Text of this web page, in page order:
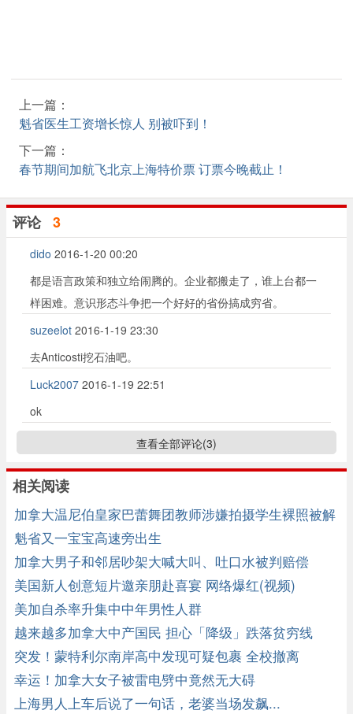
上一篇：
魁省医生工资增长惊人 别被吓到！
下一篇：
春节期间加航飞北京上海特价票 订票今晚截止！
评论 3
dido 2016-1-20 00:20
都是语言政策和独立给闹腾的。企业都搬走了，谁上台都一
样困难。意识形态斗争把一个好好的省份搞成穷省。
suzeelot 2016-1-19 23:30
去Anticosti挖石油吧。
Luck2007 2016-1-19 22:51
ok
查看全部评论(3)
相关阅读
加拿大温尼伯皇家巴蕾舞团教师涉嫌拍摄学生裸照被解
雇
魁省又一宝宝高速旁出生
加拿大男子和邻居吵架大喊大叫、吐口水被判赔偿
$4,457
美国新人创意短片邀亲朋赴喜宴 网络爆红(视频)
美加自杀率升集中中年男性人群
越来越多加拿大中产国民 担心「降级」跌落贫穷线
突发！蒙特利尔南岸高中发现可疑包裹 全校撤离
幸运！加拿大女子被雷电劈中竟然无大碍
上海男人上车后说了一句话，老婆当场发飙...